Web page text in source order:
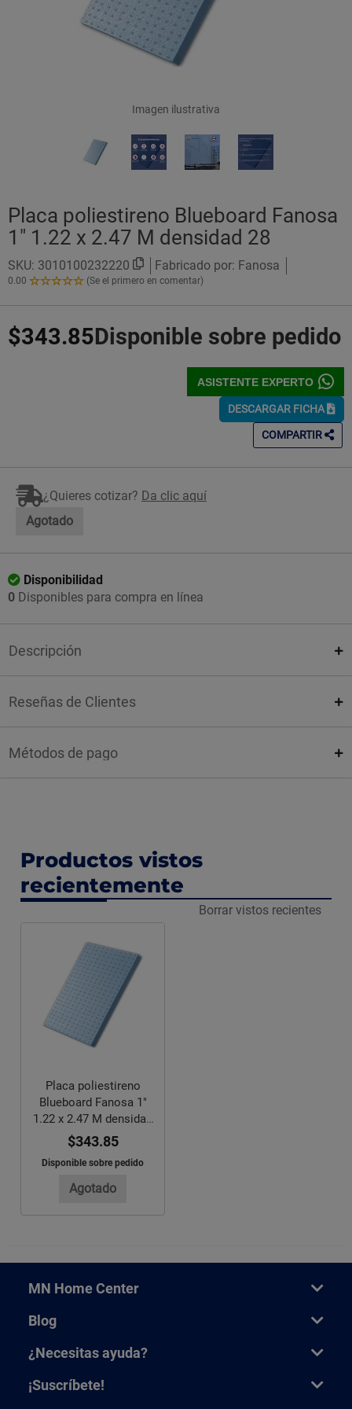
Imagen ilustrativa
Placa poliestireno Blueboard Fanosa
1" 1.22 x 2.47 M densidad 28
SKU: 3010100232220 Fabricado por: Fanosa
0.00
0.00
Estrellas!
(Se el primero en comentar)
$343.85Disponible sobre pedido
ASISTENTE EXPERTO
DESCARGAR FICHA
COMPARTIR
¿Quieres cotizar? Da clic aquí
Agotado
Disponibilidad
0 Disponibles para compra en línea
Descripción
Reseñas de Clientes
Métodos de pago
Productos vistos
recientemente
Borrar vistos recientes
Placa poliestireno
Blueboard Fanosa 1"
1.22 x 2.47 M densidad
28
$343.85
Disponible sobre pedido
Agotado
MN Home Center
Blog
¿Necesitas ayuda?
¡Suscríbete!